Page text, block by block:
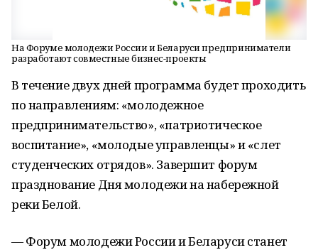
На Форуме молодежи России и Беларуси предприниматели
разработают совместные бизнес-проекты
В течение двух дней программа будет проходить
по направлениям: «молодежное
предпринимательство», «патриотическое
воспитание», «молодые управленцы» и «слет
студенческих отрядов». Завершит форум
празднование Дня молодежи на набережной
реки Белой.
— Форум молодежи России и Беларуси станет